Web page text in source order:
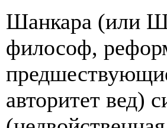
Шанкара (или
философ,
авторитет вед)